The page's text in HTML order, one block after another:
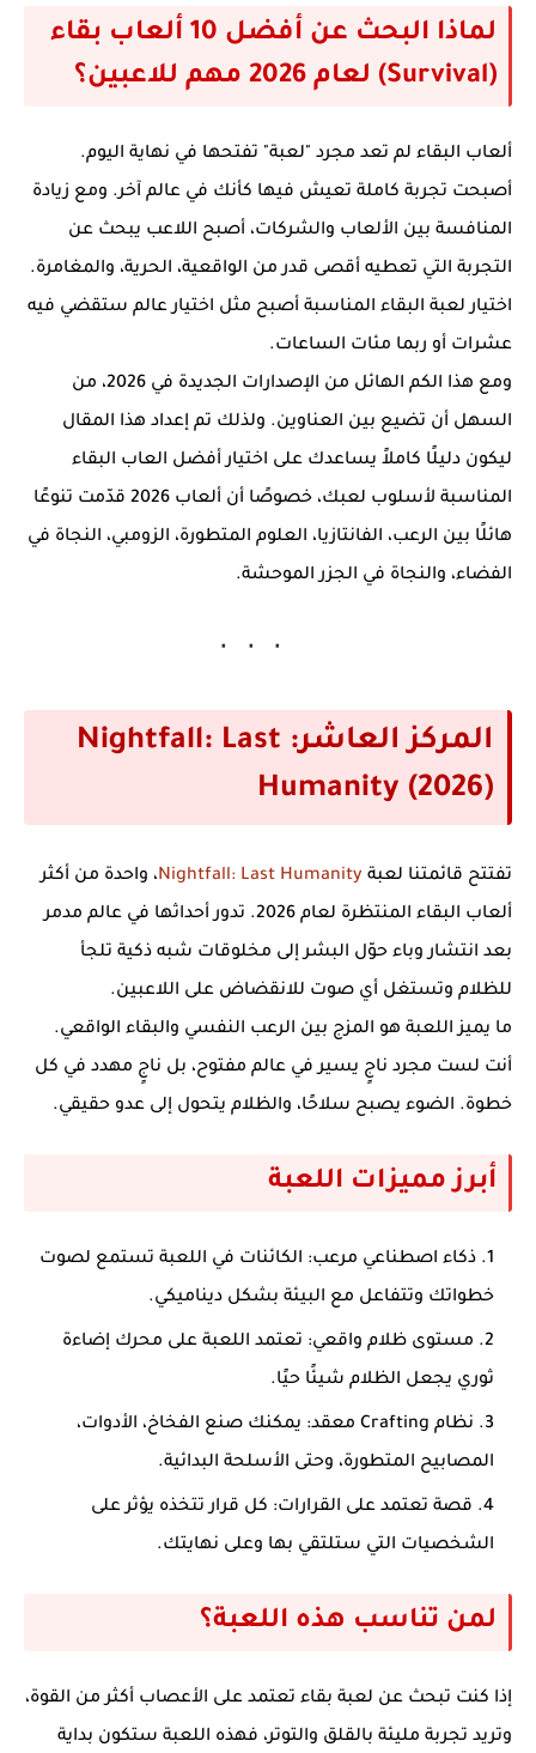
لماذا البحث عن أفضل 10 ألعاب بقاء
(Survival) لعام 2026 مهم للاعبين؟
ألعاب البقاء لم تعد مجرد "لعبة" تفتحها في نهاية اليوم.
أصبحت تجربة كاملة تعيش فيها كأنك في عالم آخر. ومع زيادة
المنافسة بين الألعاب والشركات، أصبح اللاعب يبحث عن
التجربة التي تعطيه أقصى قدر من الواقعية، الحرية، والمغامرة.
اختيار لعبة البقاء المناسبة أصبح مثل اختيار عالم ستقضي فيه
عشرات أو ربما مئات الساعات.
ومع هذا الكم الهائل من الإصدارات الجديدة في 2026، من
السهل أن تضيع بين العناوين. ولذلك تم إعداد هذا المقال
ليكون دليلًا كاملاً يساعدك على اختيار أفضل العاب البقاء
المناسبة لأسلوب لعبك، خصوصًا أن ألعاب 2026 قدّمت تنوعًا
هائلًا بين الرعب، الفانتازيا، العلوم المتطورة، الزومبي، النجاة في
الفضاء، والنجاة في الجزر الموحشة.
المركز العاشر: Nightfall: Last
Humanity (2026)
تفتتح قائمتنا لعبة Nightfall: Last Humanity، واحدة من أكثر
ألعاب البقاء المنتظرة لعام 2026. تدور أحداثها في عالم مدمر
بعد انتشار وباء حوّل البشر إلى مخلوقات شبه ذكية تلجأ
للظلام وتستغل أي صوت للانقضاض على اللاعبين.
ما يميز اللعبة هو المزج بين الرعب النفسي والبقاء الواقعي.
أنت لست مجرد ناجٍ يسير في عالم مفتوح، بل ناجٍ مهدد في كل
خطوة. الضوء يصبح سلاحًا، والظلام يتحول إلى عدو حقيقي.
أبرز مميزات اللعبة
ذكاء اصطناعي مرعب: الكائنات في اللعبة تستمع لصوت
خطواتك وتتفاعل مع البيئة بشكل ديناميكي.
مستوى ظلام واقعي: تعتمد اللعبة على محرك إضاءة
ثوري يجعل الظلام شيئًا حيًا.
نظام Crafting معقد
: يمكنك صنع الفخاخ، الأدوات،
المصابيح المتطورة، وحتى الأسلحة البدائية.
قصة تعتمد على القرارات: كل قرار تتخذه يؤثر على
الشخصيات التي ستلتقي بها وعلى نهايتك.
لمن تناسب هذه اللعبة؟
إذا كنت تبحث عن لعبة بقاء تعتمد على الأعصاب أكثر من القوة،
وتريد تجربة مليئة بالقلق والتوتر، فهذه اللعبة ستكون بداية